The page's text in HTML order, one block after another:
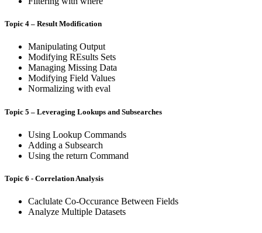
Topic 4 – Result Modification
Manipulating Output
Modifying REsults Sets
Managing Missing Data
Modifying Field Values
Normalizing with eval
Topic 5 – Leveraging Lookups and Subsearches
Using Lookup Commands
Adding a Subsearch
Using the return Command
Topic 6 - Correlation Analysis
Caclulate Co-Occurance Between Fields
Analyze Multiple Datasets